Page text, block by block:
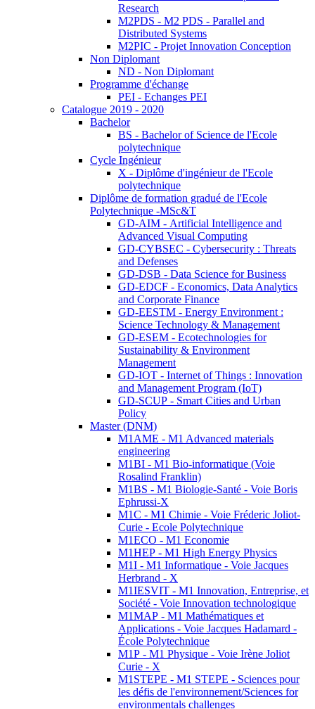
Research
M2PDS - M2 PDS - Parallel and
Distributed Systems
M2PIC - Projet Innovation Conception
Non Diplomant
ND - Non Diplomant
Programme d'échange
PEI - Echanges PEI
Catalogue 2019 - 2020
Bachelor
BS - Bachelor of Science de l'Ecole
polytechnique
Cycle Ingénieur
X - Diplôme d'ingénieur de l'Ecole
polytechnique
Diplôme de formation gradué de l'Ecole
Polytechnique -MSc&T
GD-AIM - Artificial Intelligence and
Advanced Visual Computing
GD-CYBSEC - Cybersecurity : Threats
and Defenses
GD-DSB - Data Science for Business
GD-EDCF - Economics, Data Analytics
and Corporate Finance
GD-EESTM - Energy Environment :
Science Technology & Management
GD-ESEM - Ecotechnologies for
Sustainability & Environment
Management
GD-IOT - Internet of Things : Innovation
and Management Program (IoT)
GD-SCUP - Smart Cities and Urban
Policy
Master (DNM)
M1AME - M1 Advanced materials
engineering
M1BI - M1 Bio-informatique (Voie
Rosalind Franklin)
M1BS - M1 Biologie-Santé - Voie Boris
Ephrussi-X
M1C - M1 Chimie - Voie Fréderic Joliot-
Curie - Ecole Polytechnique
M1ECO - M1 Economie
M1HEP - M1 High Energy Physics
M1I - M1 Informatique - Voie Jacques
Herbrand - X
M1IESVIT - M1 Innovation, Entreprise, et
Société - Voie Innovation technologique
M1MAP - M1 Mathématiques et
Applications - Voie Jacques Hadamard -
École Polytechnique
M1P - M1 Physique - Voie Irène Joliot
Curie - X
M1STEPE - M1 STEPE - Sciences pour
les défis de l'environnement/Sciences for
environmentals challenges